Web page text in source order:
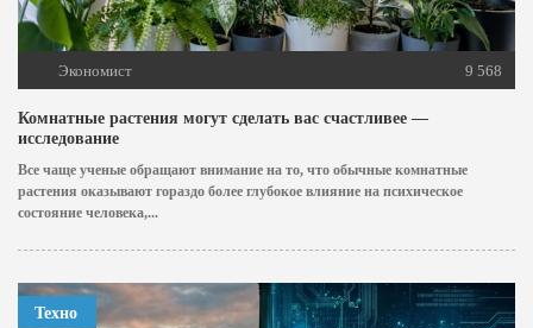
Экономист 9 568
Комнатные растения могут сделать вас счастливее —
исследование
Все чаще ученые обращают внимание на то, что обычные комнатные
растения оказывают гораздо более глубокое влияние на психическое
состояние человека,...
Техно